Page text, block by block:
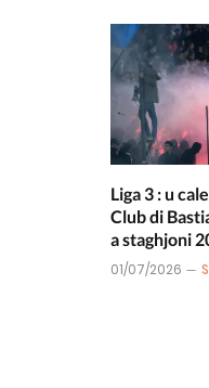
Liga 3 : u
Club di
a staghjoni
01/07/2026